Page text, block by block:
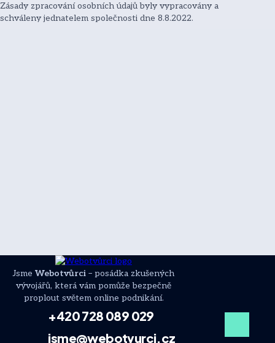
Zásady zpracování osobních údajů byly vypracovány a
schváleny jednatelem společnosti dne 8.8.2022.
Jsme Webotvůrci – posádka zkušených
vývojářů, která vám pomůže bezpečně
proplout světem online podnikání.
+420 728 089 029
jsme@webotvurci.cz